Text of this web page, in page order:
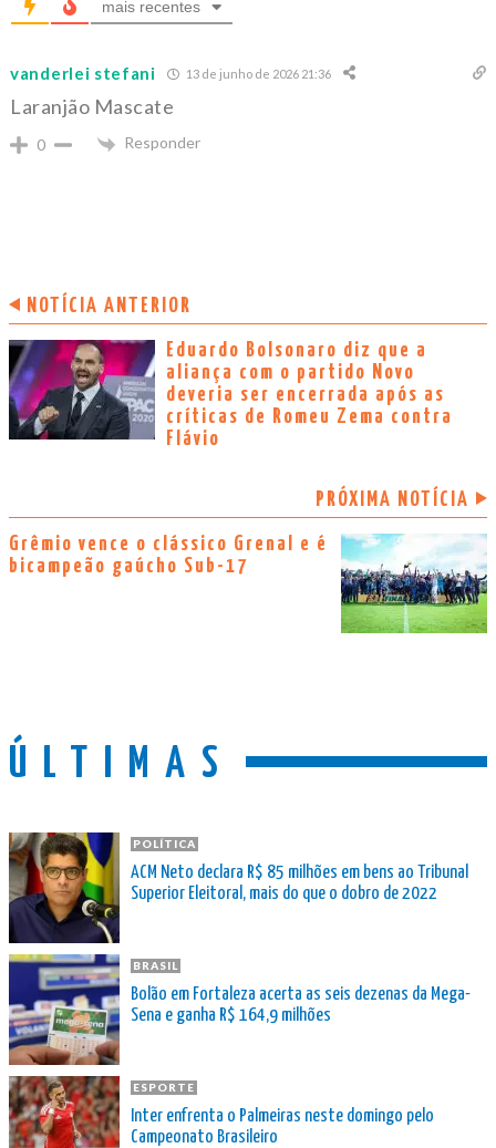
mais recentes
vanderlei stefani 13 de junho de 2026 21:36
Laranjão Mascate
0 Responder
NOTÍCIA ANTERIOR
Eduardo Bolsonaro diz que a
aliança com o partido Novo
deveria ser encerrada após as
críticas de Romeu Zema contra
Flávio
PRÓXIMA NOTÍCIA
Grêmio vence o clássico Grenal e é
bicampeão gaúcho Sub-17
ÚLTIMAS
POLÍTICA
ACM Neto declara R$ 85 milhões em bens ao Tribunal
Superior Eleitoral, mais do que o dobro de 2022
BRASIL
Bolão em Fortaleza acerta as seis dezenas da Mega-
Sena e ganha R$ 164,9 milhões
ESPORTE
Inter enfrenta o Palmeiras neste domingo pelo
Campeonato Brasileiro